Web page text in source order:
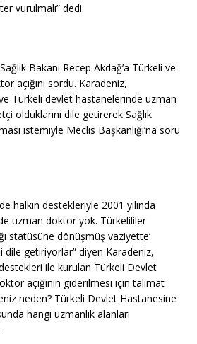
vurulmalı” dedi.
Bakanı Recep Akdağ’a Türkeli ve
açığını sordu. Karadeniz,
Türkeli devlet hastanelerinde uzman
olduklarını dile getirerek Sağlık
istemiyle Meclis Başkanlığı’na soru
halkın destekleriyle 2001 yılında
uzman doktor yok. Türkelililer
statüsüne dönüşmüş vaziyette’
getiriyorlar” diyen Karadeniz,
destekleri ile kurulan Türkeli Devlet
açığının giderilmesi için talimat
neden? Türkeli Devlet Hastanesine
hangi uzmanlık alanları